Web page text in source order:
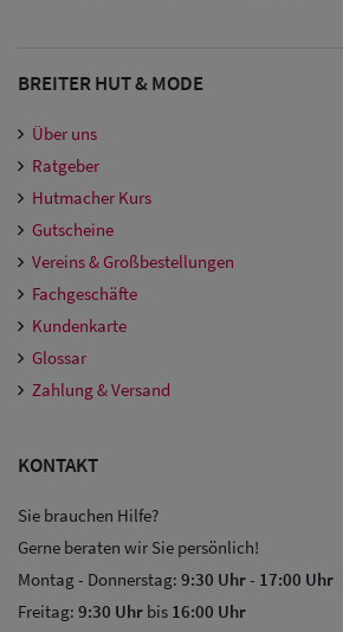
Damen Caps
(63-65 cm)
BREITER HUT & MODE
Über uns
Ratgeber
Hutmacher Kurs
Gutscheine
Vereins & Großbestellungen
Fachgeschäfte
Kundenkarte
Glossar
Zahlung & Versand
KONTAKT
Sie brauchen Hilfe?
Gerne beraten wir Sie persönlich!
Montag - Donnerstag: 9:30 Uhr- 17:00 Uhr
Freitag: 9:30 Uhr bis 16:00 Uhr